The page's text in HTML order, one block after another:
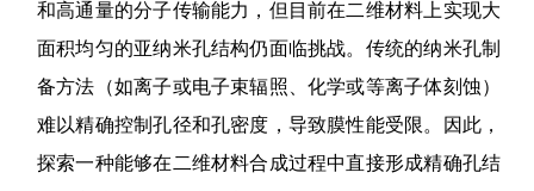
和高通量的分子传输能力，但目前在二维材料上实现大
面积均匀的亚纳米孔结构仍面临挑战。传统的纳米孔制
备方法（如离子或电子束辐照、化学或等离子体刻蚀）
难以精确控制孔径和孔密度，导致膜性能受限。因此，
探索一种能够在二维材料合成过程中直接形成精确孔结